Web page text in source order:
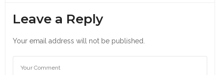
Leave a Reply
Your email address will not be published.